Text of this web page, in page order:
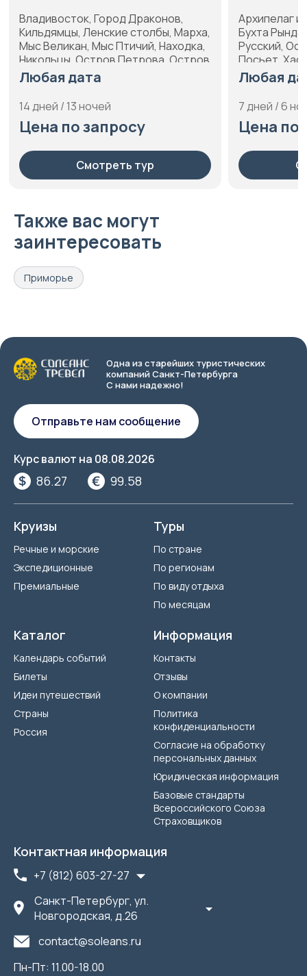
Владивосток, Город Драконов,
Кильдямцы, Ленские столбы, Марха,
Мыс Великан, Мыс Птичий, Находка,
Никольцы, Остров Петрова, Остров
Русский, Сикачи-Алян, Уссурийск,
Хабаровск, Чистоводное, Шаман-
дерево, Южно-Сахалинск, Якутск
Любая дата
14 дней / 13 ночей
Цена по запросу
Смотреть тур
Архипелаг
Бухта
Русский,
Посьет,
Любая
7 дней / 6
Цена по
Также вас могут
заинтересовать
Приморье
Одна из старейших туристических
компаний Санкт-Петербурга
С нами надежно!
Курс валют на 08.08.2026
86.27 99.58
Отправьте нам сообщение
Круизы
Речные и морские
Экспедиционные
Премиальные
Туры
По стране
По регионам
По виду отдыха
По месяцам
Каталог
Календарь событий
Билеты
Идеи путешествий
Страны
Россия
Информация
Контакты
Отзывы
О компании
Политика
конфиденциальности
Согласие на обработку
персональных данных
Юридическая информация
Базовые стандарты
Всероссийского Союза
Страховщиков
Контактная информация
+7 (812) 603-27-27
Санкт-Петербург, ул.
Новгородская, д.26
contact@soleans.ru
Пн-Пт: 11.00-18.00